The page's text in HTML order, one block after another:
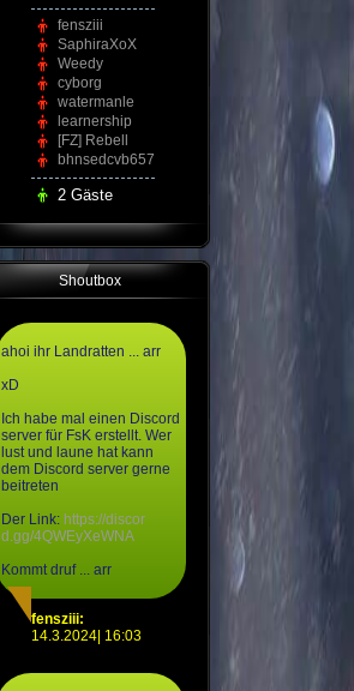
fensziii
SaphiraXoX
Weedy
cyborg
watermanle
learnership
[FZ] Rebell
bhnsedcvb657
2 Gäste
Shoutbox
ahoi ihr Landratten ... arr
xD
Ich habe mal einen Discord
server für FsK erstellt. Wer
lust und laune hat kann
dem Discord server gerne
beitreten
Der Link: https://discor
d.gg/4QWEyXeWNA
Kommt druf ... arr
fensziii:
14.3.2024| 16:03